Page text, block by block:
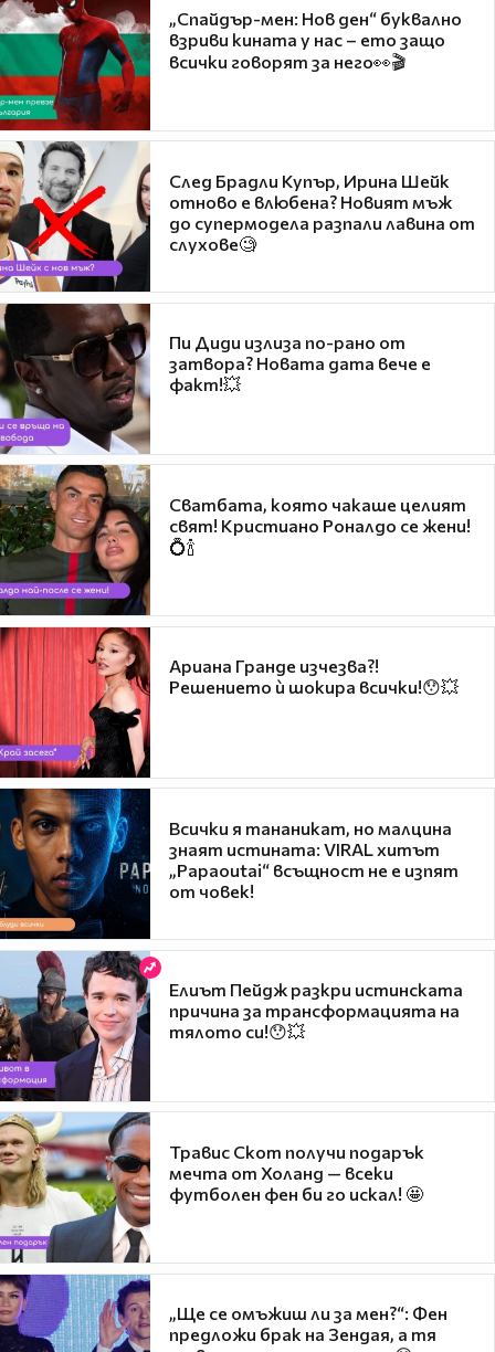
„Спайдър-мен: Нов ден“ буквално
взриви кината у нас – ето защо
всички говорят за него👀🎬
След Брадли Купър, Ирина Шейк
отново е влюбена? Новият мъж
до супермодела разпали лавина от
слухове🧐
Пи Диди излиза по-рано от
затвора? Новата дата вече е
факт!💥
Сватбата, която чакаше целият
свят! Кристиано Роналдо се жени!
💍🍾
Ариана Гранде изчезва?!
Решението ѝ шокира всички!😯💥
Всички я тананикат, но малцина
знаят истината: VIRAL хитът
„Papaoutai“ всъщност не е изпят
от човек!
Елиът Пейдж разкри истинската
причина за трансформацията на
тялото си!😯💥
Травис Скот получи подарък
мечта от Холанд — всеки
футболен фен би го искал! 🤩
„Ще се омъжиш ли за мен?“: Фен
предложи брак на Зендая, а тя